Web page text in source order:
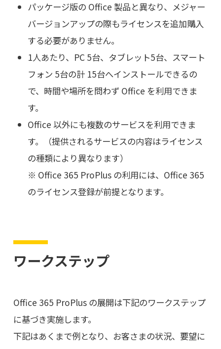
パッケージ版の Office 製品と異なり、メジャー
バージョンアップの際もライセンスを追加購入
する必要がありません。
1人あたり、PC 5台、タブレット5台、スマート
フォン 5台の計 15台へインストールできるの
で、時間や場所を問わず Office を利用できま
す。
Office 以外にも複数のサービスを利用できま
す。（提供されるサービスの内容はライセンス
の種類により異なります）
※ Office 365 ProPlus の利用には、Office 365
のライセンス登録が前提となります。
ワークステップ
Office 365 ProPlus の展開は下記のワークステップ
に基づき実施します。
下記はあくまで例となり、お客さまの状況、要望に